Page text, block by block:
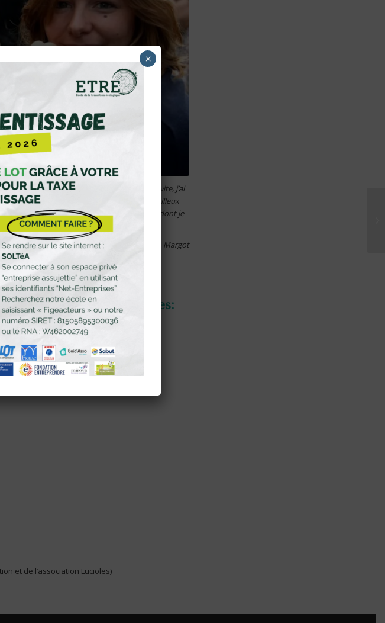
y debarquons en famille en 2018. Très vite, j’ai
et d’entreprises qui développe de merveilleux
la chance de m’investir dans un groupe dont je
– Margot
composé de 14 membres:
et de l’association Lucioles)
×